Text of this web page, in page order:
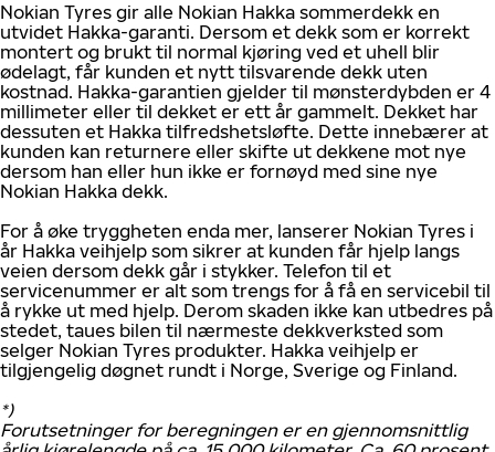
Nokian Tyres gir alle Nokian Hakka sommerdekk en
utvidet Hakka-garanti. Dersom et dekk som er korrekt
montert og brukt til normal kjøring ved et uhell blir
ødelagt, får kunden et nytt tilsvarende dekk uten
kostnad. Hakka-garantien gjelder til mønsterdybden er 4
millimeter eller til dekket er ett år gammelt. Dekket har
dessuten et Hakka tilfredshetsløfte. Dette innebærer at
kunden kan returnere eller skifte ut dekkene mot nye
dersom han eller hun ikke er fornøyd med sine nye
Nokian Hakka dekk.
For å øke tryggheten enda mer, lanserer Nokian Tyres i
år Hakka veihjelp som sikrer at kunden får hjelp langs
veien dersom dekk går i stykker. Telefon til et
servicenummer er alt som trengs for å få en servicebil til
å rykke ut med hjelp. Derom skaden ikke kan utbedres på
stedet, taues bilen til nærmeste dekkverksted som
selger Nokian Tyres produkter. Hakka veihjelp er
tilgjengelig døgnet rundt i Norge, Sverige og Finland.
*)
Forutsetninger for beregningen er en gjennomsnittlig